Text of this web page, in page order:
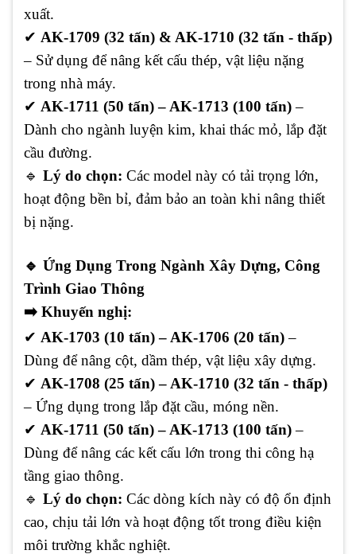
xuất.
✔ AK-1709 (32 tấn) & AK-1710 (32 tấn - thấp)
– Sử dụng để nâng kết cấu thép, vật liệu nặng
trong nhà máy.
✔ AK-1711 (50 tấn) – AK-1713 (100 tấn)–
Dành cho ngành luyện kim, khai thác mỏ, lắp đặt
cầu đường.
🔹 Lý do chọn: Các model này có tải trọng lớn,
hoạt động bền bỉ, đảm bảo an toàn khi nâng thiết
bị nặng.
🔹 Ứng Dụng Trong Ngành Xây Dựng, Công
Trình Giao Thông
➡️ Khuyến nghị:
✔ AK-1703 (10 tấn) – AK-1706 (20 tấn)–
Dùng để nâng cột, dầm thép, vật liệu xây dựng.
✔ AK-1708 (25 tấn) – AK-1710 (32 tấn - thấp)
– Ứng dụng trong lắp đặt cầu, móng nền.
✔ AK-1711 (50 tấn) – AK-1713 (100 tấn)–
Dùng để nâng các kết cấu lớn trong thi công hạ
tầng giao thông.
🔹 Lý do chọn: Các dòng kích này có độ ổn định
cao, chịu tải lớn và hoạt động tốt trong điều kiện
môi trường khắc nghiệt.